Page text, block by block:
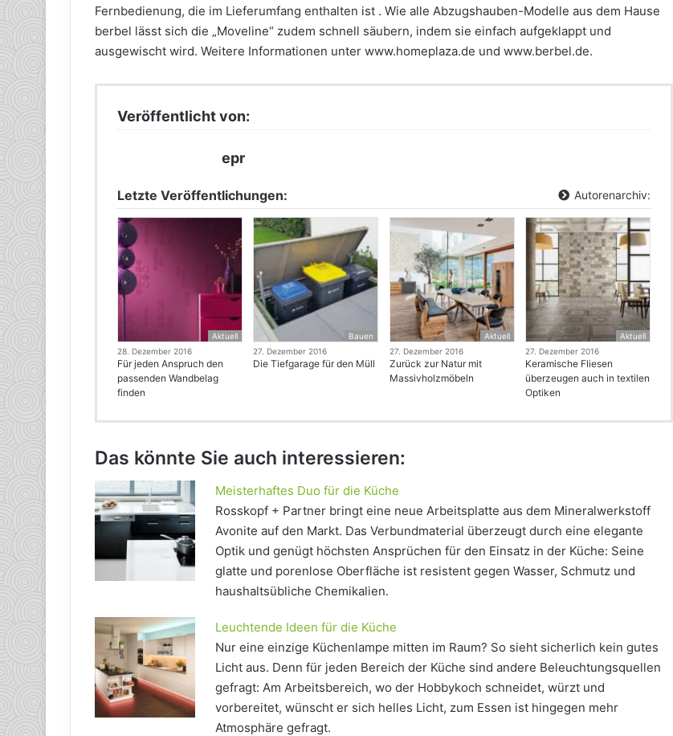
Fernbedienung, die im Lieferumfang enthalten ist . Wie alle Abzugshauben-Modelle aus dem Hause
berbel lässt sich die „Moveline“ zudem schnell säubern, indem sie einfach aufgeklappt und
ausgewischt wird. Weitere Informationen unter www.homeplaza.de und www.berbel.de.
Veröffentlicht von:
epr
Letzte Veröffentlichungen: Autorenarchiv:
Aktuell
28. Dezember 2016
Für jeden Anspruch den
passenden Wandbelag
finden
Bauen
27. Dezember 2016
Die Tiefgarage für den Müll
Aktuell
27. Dezember 2016
Zurück zur Natur mit
Massivholzmöbeln
Aktuell
27. Dezember 2016
Keramische Fliesen
überzeugen auch in textilen
Optiken
Das könnte Sie auch interessieren:
Meisterhaftes Duo für die Küche
Rosskopf + Partner bringt eine neue Arbeitsplatte aus dem Mineralwerkstoff
Avonite auf den Markt. Das Verbundmaterial überzeugt durch eine elegante
Optik und genügt höchsten Ansprüchen für den Einsatz in der Küche: Seine
glatte und porenlose Oberfläche ist resistent gegen Wasser, Schmutz und
haushaltsübliche Chemikalien.
Leuchtende Ideen für die Küche
Nur eine einzige Küchenlampe mitten im Raum? So sieht sicherlich kein gutes
Licht aus. Denn für jeden Bereich der Küche sind andere Beleuchtungsquellen
gefragt: Am Arbeitsbereich, wo der Hobbykoch schneidet, würzt und
vorbereitet, wünscht er sich helles Licht, zum Essen ist hingegen mehr
Atmosphäre gefragt.